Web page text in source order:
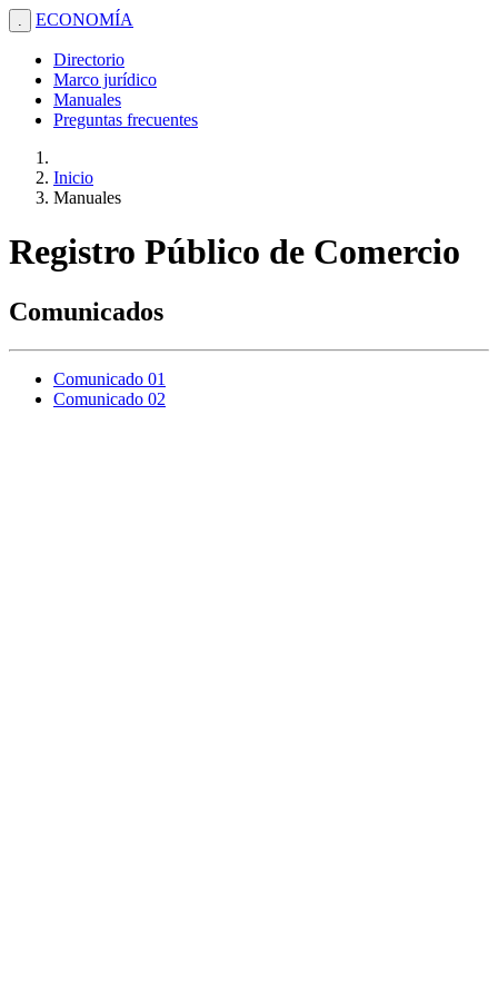
. ECONOMÍA
Directorio
Marco jurídico
Manuales
Preguntas frecuentes
Inicio
Manuales
Registro Público de Comercio
Comunicados
Comunicado 01
Comunicado 02